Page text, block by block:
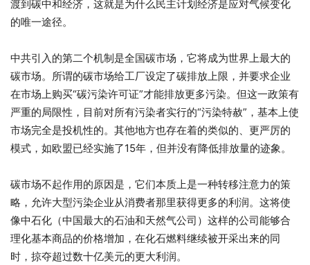
渡到碳中和经济，这就是为什么民主计划经济是应对气候变化
的唯一途径。
中共引入的第二个机制是全国碳市场，它将成为世界上最大的
碳市场。所谓的碳市场给工厂设定了碳排放上限，并要求企业
在市场上购买“碳污染许可证”才能排放更多污染。但这一政策有
严重的局限性，目前对所有污染者实行的“污染特赦”，基本上使
市场完全是投机性的。其他地方也存在着的类似的、更严厉的
模式，如欧盟已经实施了15年，但并没有降低排放量的迹象。
碳市场不起作用的原因是，它们本质上是一种转移注意力的策
略，允许大型污染企业从消费者那里获得更多的利润。这将使
像中石化（中国最大的石油和天然气公司）这样的公司能够合
理化基本商品的价格增加，在化石燃料继续被开采出来的同
时，掠夺超过数十亿美元的更大利润。